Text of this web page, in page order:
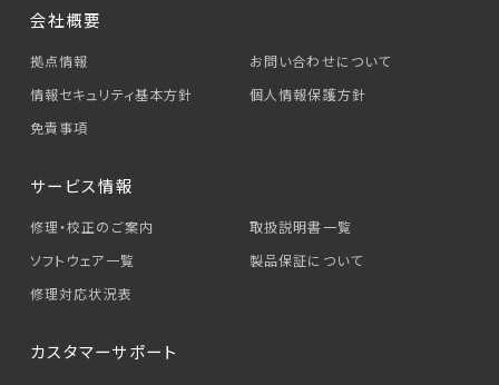
会社概要
拠点情報
お問い合わせについて
情報セキュリティ基本方針
個人情報保護方針
免責事項
サービス情報
修理・校正のご案内
取扱説明書一覧
ソフトウェア一覧
製品保証について
修理対応状況表
カスタマーサポート